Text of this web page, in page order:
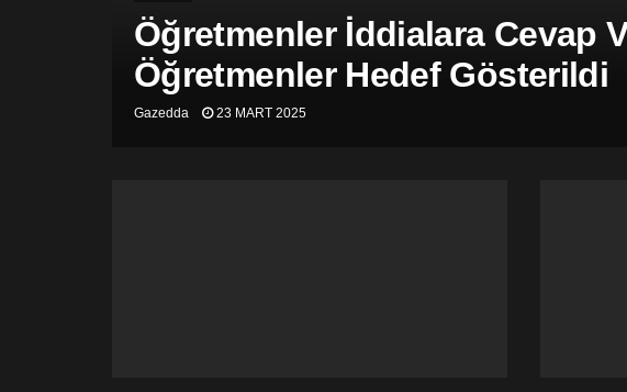
Öğretmenler İddialara Cevap
Öğretmenler Hedef Gösterildi
Gazedda 23 MART 2025